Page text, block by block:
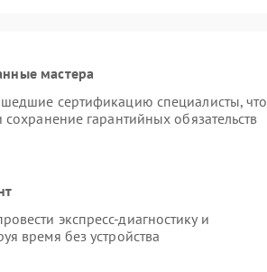
мастера
сертификацию специалисты, что
гарантийных обязательств
экспресс-диагностику и
время без устройства